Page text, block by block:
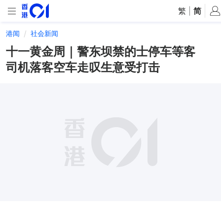
繁 简
港闻 社会新闻
十一黄金周｜警东坝禁的士停车等客
司机落客空车走叹生意受打击